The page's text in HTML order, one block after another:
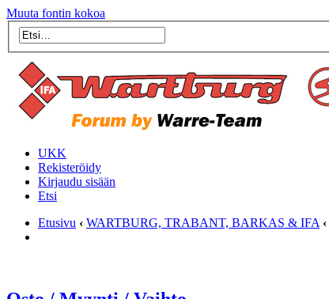
Muuta fontin kokoa
UKK
Rekisteröidy
Kirjaudu sisään
Etsi
Etusivu ‹ WARTBURG, TRABANT, BARKAS & IFA ‹